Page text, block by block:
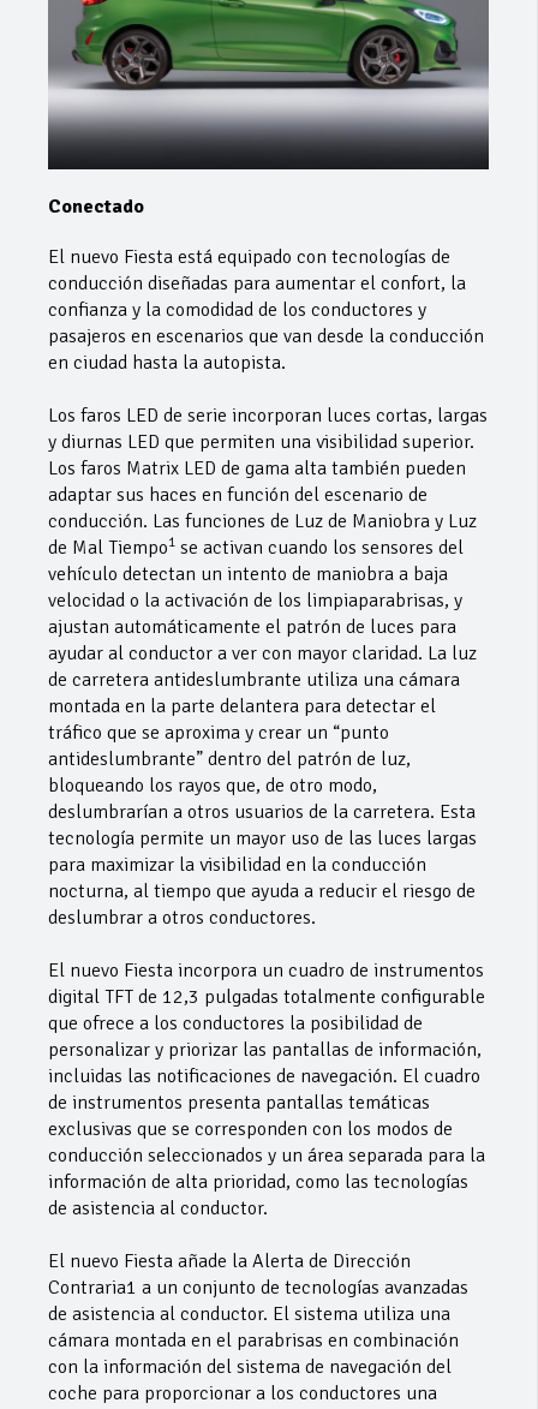
Conectado
El nuevo Fiesta está equipado con tecnologías de
conducción diseñadas para aumentar el confort, la
confianza y la comodidad de los conductores y
pasajeros en escenarios que van desde la conducción
en ciudad hasta la autopista.
Los faros LED de serie incorporan luces cortas, largas
y diurnas LED que permiten una visibilidad superior.
Los faros Matrix LED de gama alta también pueden
adaptar sus haces en función del escenario de
conducción. Las funciones de Luz de Maniobra y Luz
de Mal Tiempo1 se activan cuando los sensores del
vehículo detectan un intento de maniobra a baja
velocidad o la activación de los limpiaparabrisas, y
ajustan automáticamente el patrón de luces para
ayudar al conductor a ver con mayor claridad. La luz
de carretera antideslumbrante utiliza una cámara
montada en la parte delantera para detectar el
tráfico que se aproxima y crear un “punto
antideslumbrante” dentro del patrón de luz,
bloqueando los rayos que, de otro modo,
deslumbrarían a otros usuarios de la carretera. Esta
tecnología permite un mayor uso de las luces largas
para maximizar la visibilidad en la conducción
nocturna, al tiempo que ayuda a reducir el riesgo de
deslumbrar a otros conductores.
El nuevo Fiesta incorpora un cuadro de instrumentos
digital TFT de 12,3 pulgadas totalmente configurable
que ofrece a los conductores la posibilidad de
personalizar y priorizar las pantallas de información,
incluidas las notificaciones de navegación. El cuadro
de instrumentos presenta pantallas temáticas
exclusivas que se corresponden con los modos de
conducción seleccionados y un área separada para la
información de alta prioridad, como las tecnologías
de asistencia al conductor.
El nuevo Fiesta añade la Alerta de Dirección
Contraria1 a un conjunto de tecnologías avanzadas
de asistencia al conductor. El sistema utiliza una
cámara montada en el parabrisas en combinación
con la información del sistema de navegación del
coche para proporcionar a los conductores una